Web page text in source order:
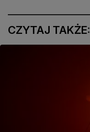
CZYTAJ TAKŻE: